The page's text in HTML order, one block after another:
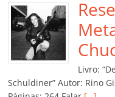
b
o
o
k
A
p
p
Livro:
Schuldiner” Autor: Rino